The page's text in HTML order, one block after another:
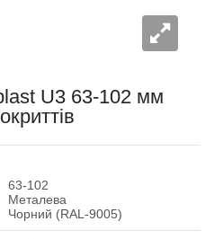
U3 63-102 мм
63-102
Металева
Чорний (RAL-9005)